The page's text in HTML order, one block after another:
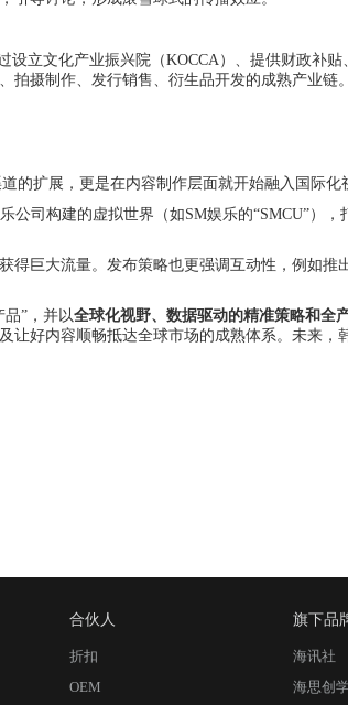
设立文化产业振兴院（KOCCA）、提供财政补
摄制作、发行销售、衍生品开发的成熟产业链。
的扩展，更是在内容制作层面就开始融入国际化
公司构建的虚拟世界（如SM娱乐的“SMCU”）
得巨大流量。发布策略也更强调互动性，例如
”，并以全球化视野、数据驱动的精准策略和全
好内容顺畅抵达全球市场的成熟体系。未来
合伙人
折扣
OEM
旗下品
海讯社
海思创